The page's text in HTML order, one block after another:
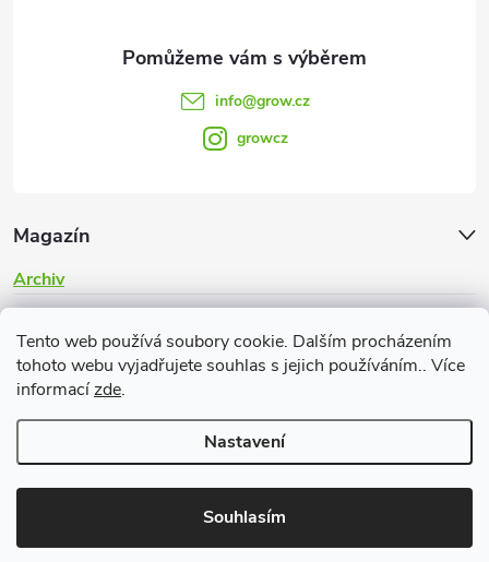
Tento web používá soubory cookie. Dalším procházením
tohoto webu vyjadřujete souhlas s jejich používáním.. Více
informacízde.
Nastavení
Souhlasím
Magazín
Archiv
info@grow.cz
growcz
Copyright 2026Grow.cz. Všechna práva vyhrazena.